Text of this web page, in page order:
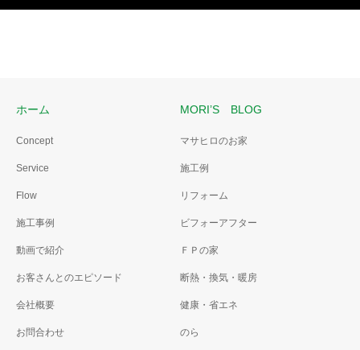
ホーム
Concept
Service
Flow
施工事例
動画で紹介
お客さんとのエピソード
会社概要
お問合わせ
MORI’S BLOG
マサヒロのお家
施工例
リフォーム
ビフォーアフター
ＦＰの家
断熱・換気・暖房
健康・省エネ
のら